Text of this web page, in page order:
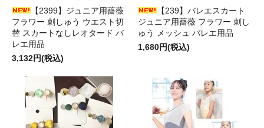
【2399】ジュニア用薔薇
フラワー 刺しゅう ウエスト切
替 スカートなしレオタード バ
レエ用品
3,132円(税込)
【239】バレエスカート
ジュニア用薔薇 フラワー 刺し
ゅう メッシュ バレエ用品
1,680円(税込)